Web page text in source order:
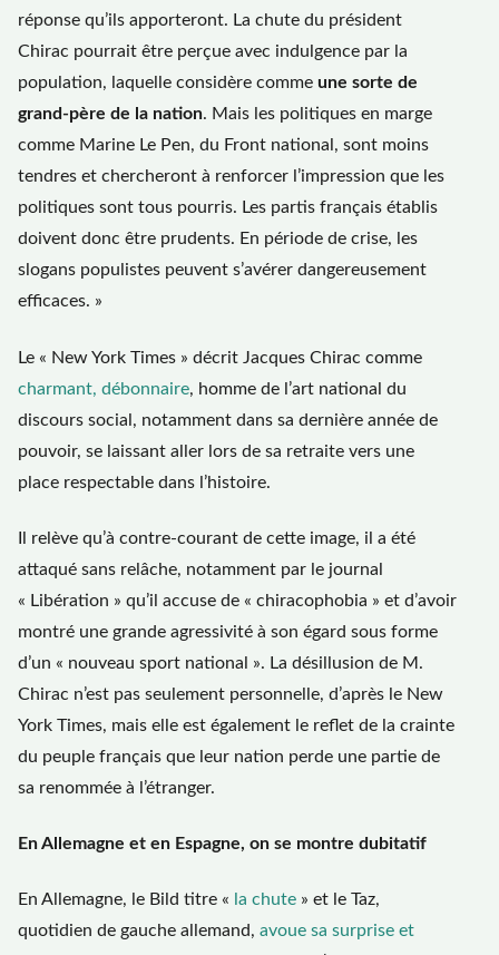
réponse qu’ils apporteront. La chute du président
Chirac pourrait être perçue avec indulgence par la
population, laquelle considère comme une sorte de
grand-père de la nation. Mais les politiques en marge
comme Marine Le Pen, du Front national, sont moins
tendres et chercheront à renforcer l’impression que les
politiques sont tous pourris. Les partis français établis
doivent donc être prudents. En période de crise, les
slogans populistes peuvent s’avérer dangereusement
efficaces. »
Le « New York Times » décrit Jacques Chirac comme
charmant, débonnaire, homme de l’art national du
discours social, notamment dans sa dernière année de
pouvoir, se laissant aller lors de sa retraite vers une
place respectable dans l’histoire.
Il relève qu’à contre-courant de cette image, il a été
attaqué sans relâche, notamment par le journal
« Libération » qu’il accuse de « chiracophobia » et d’avoir
montré une grande agressivité à son égard sous forme
d’un « nouveau sport national ». La désillusion de M.
Chirac n’est pas seulement personnelle, d’après le New
York Times, mais elle est également le reflet de la crainte
du peuple français que leur nation perde une partie de
sa renommée à l’étranger.
En Allemagne et en Espagne, on se montre dubitatif
En Allemagne, le Bild titre « la chute » et le Taz,
quotidien de gauche allemand, avoue sa surprise et